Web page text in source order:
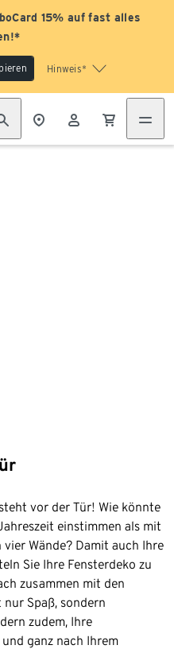
15% auf fast alles
Hinweis*
vor der Tür! Wie könnte
einstimmen als mit
Wände? Damit auch Ihre
Sie Ihre Fensterdeko zu
zusammen mit den
Spaß, sondern
zudem, Ihre
ganz nach Ihrem